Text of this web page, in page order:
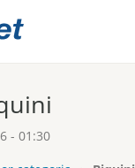
- 01:30